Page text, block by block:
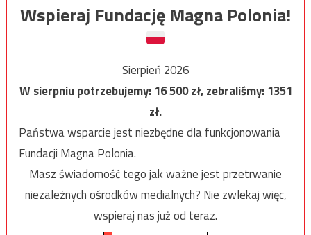
Wspieraj Fundację Magna Polonia!
Sierpień 2026
W sierpniu potrzebujemy:16 500zł, zebraliśmy:1351
zł.
Państwa wsparcie jest niezbędne dla funkcjonowania
Fundacji Magna Polonia.
Masz świadomość tego jak ważne jest przetrwanie
niezależnych ośrodków medialnych? Nie zwlekaj więc,
wspieraj nas już od teraz.